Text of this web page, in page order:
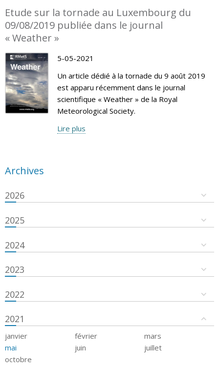
Etude sur la tornade au Luxembourg du
09/08/2019 publiée dans le journal
« Weather »
5-05-2021
Un article dédié à la tornade du 9 août 2019
est apparu récemment dans le journal
scientifique « Weather » de la Royal
Meteorological Society.
Lire plus
Archives
2026
2025
2024
2023
2022
2021
janvier février
mars
mai
juin
juillet
octobre